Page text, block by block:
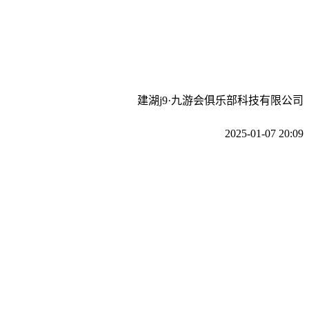
建湖j9·九游会俱乐部科技有限公司
2025-01-07 20:09